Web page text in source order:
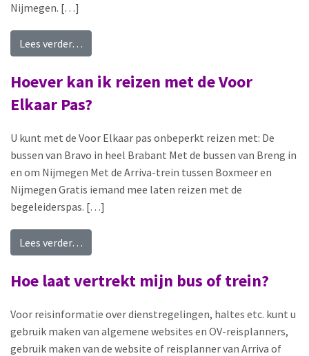
Nijmegen. […]
Lees verder…
Hoever kan ik reizen met de Voor
Elkaar Pas?
U kunt met de Voor Elkaar pas onbeperkt reizen met: De
bussen van Bravo in heel Brabant Met de bussen van Breng in
en om Nijmegen Met de Arriva-trein tussen Boxmeer en
Nijmegen Gratis iemand mee laten reizen met de
begeleiderspas. […]
Lees verder…
Hoe laat vertrekt mijn bus of trein?
Voor reisinformatie over dienstregelingen, haltes etc. kunt u
gebruik maken van algemene websites en OV-reisplanners,
gebruik maken van de website of reisplanner van Arriva of